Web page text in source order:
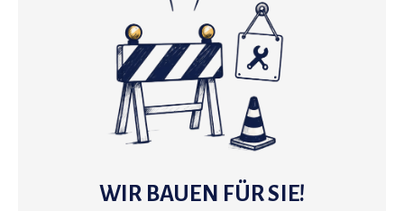
WIR BAUEN FÜR SIE!